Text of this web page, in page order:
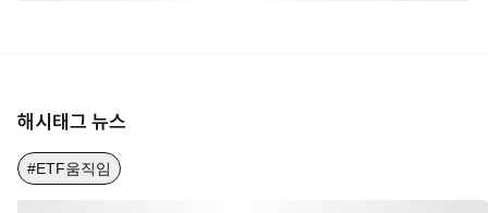
해시태그 뉴스
#ETF움직임